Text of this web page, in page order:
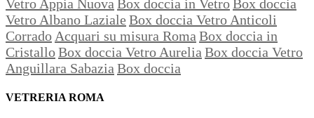
Vetro Appia Nuova Box doccia in VetroBox doccia
Vetro Albano Laziale Box doccia Vetro Anticoli
Corrado Acquari su misura Roma Box doccia in
CristalloBox doccia Vetro Aurelia Box doccia Vetro
Anguillara Sabazia Box doccia
VETRERIA ROMA